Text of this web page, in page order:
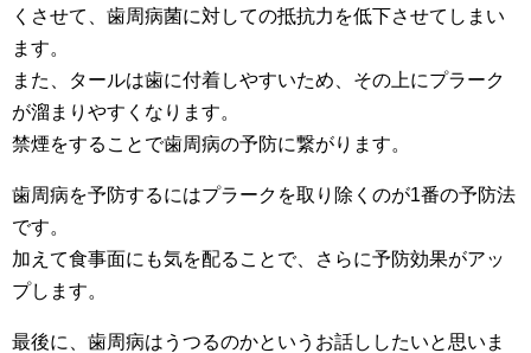
くさせて、歯周病菌に対しての抵抗力を低下させてしまい
ます。
また、タールは歯に付着しやすいため、その上にプラーク
が溜まりやすくなります。
禁煙をすることで歯周病の予防に繋がります。
歯周病を予防するにはプラークを取り除くのが1番の予防法
です。
加えて食事面にも気を配ることで、さらに予防効果がアッ
プします。
最後に、歯周病はうつるのかというお話ししたいと思いま